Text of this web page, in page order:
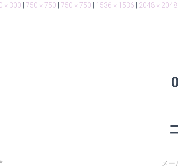
× 300 750 × 750 750 × 750 1536 × 1536 2048 × 2048
メ